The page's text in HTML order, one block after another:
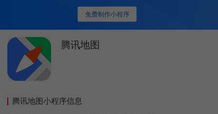
免费制作小程序
腾讯地图
腾讯地图小程序信息